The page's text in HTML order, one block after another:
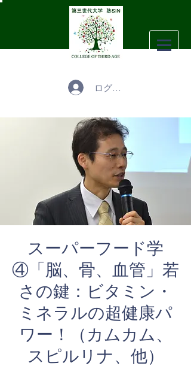
ログイン
スーパーフード学
④「脳、骨、血管」若
さの鍵：ビタミン・
ミネラルの超健康パ
ワー！（カムカム、
スピルリナ、他）